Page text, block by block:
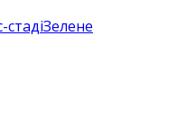
стадіЗелене